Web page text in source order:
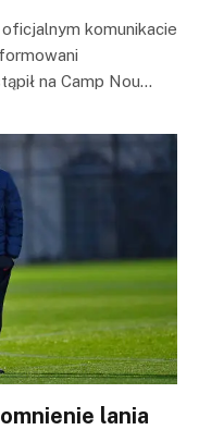
komunikacie
na Camp Nou…
lania